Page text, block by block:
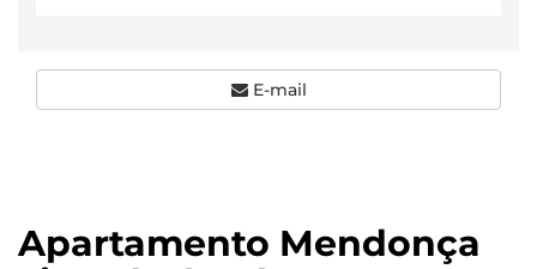
Apartamento Mendonça
E-mail